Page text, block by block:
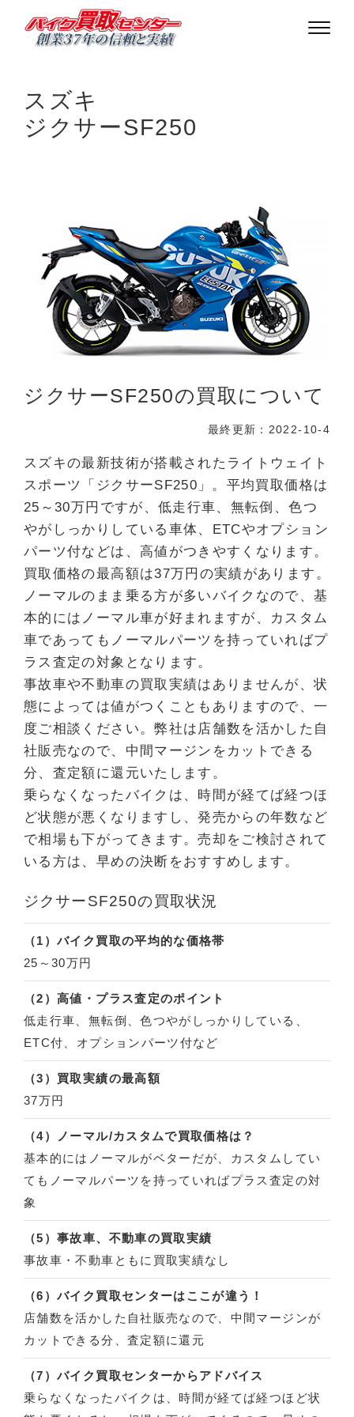
スズキ
ジクサーSF250
ジクサーSF250の買取について
最終更新：2022-10-4
スズキの最新技術が搭載されたライトウェイト
スポーツ「ジクサーSF250」。平均買取価格は
25～30万円ですが、低走行車、無転倒、色つ
やがしっかりしている車体、ETCやオプション
パーツ付などは、高値がつきやすくなります。
買取価格の最高額は37万円の実績があります。
ノーマルのまま乗る方が多いバイクなので、基
本的にはノーマル車が好まれますが、カスタム
車であってもノーマルパーツを持っていればプ
ラス査定の対象となります。
事故車や不動車の買取実績はありませんが、状
態によっては値がつくこともありますので、一
度ご相談ください。弊社は店舗数を活かした自
社販売なので、中間マージンをカットできる
分、査定額に還元いたします。
乗らなくなったバイクは、時間が経てば経つほ
ど状態が悪くなりますし、発売からの年数など
で相場も下がってきます。売却をご検討されて
いる方は、早めの決断をおすすめします。
ジクサーSF250の買取状況
（1）バイク買取の平均的な価格帯
25～30万円
（2）高値・プラス査定のポイント
低走行車、無転倒、色つやがしっかりしている、
ETC付、オプションパーツ付など
（3）買取実績の最高額
37万円
（4）ノーマル/カスタムで買取価格は？
基本的にはノーマルがベターだが、カスタムしてい
てもノーマルパーツを持っていればプラス査定の対
象
（5）事故車、不動車の買取実績
事故車・不動車ともに買取実績なし
（6）バイク買取センターはここが違う！
店舗数を活かした自社販売なので、中間マージンが
カットできる分、査定額に還元
（7）バイク買取センターからアドバイス
乗らなくなったバイクは、時間が経てば経つほど状